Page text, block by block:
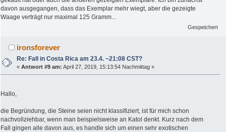
davon ausgegangen, dass das Exemplar mehr wiegt, aber die gezeigte
Waage verträgt nur maximal 125 Gramm...
Gespeichert
ironsforever
Re: Fall in Costa Rica am 23.4. ~21:08 CST?
«Antwort #9 am: April 27, 2019, 15:13:54 Nachmittag »
Hallo,
die Begründung, die Steine seien nicht klassifiziert, ist für mich schon
nachvollziehbar, wenn man beispielsweise an Katol denkt. Kurz nach dem
Fall gingen alle davon aus, es handle sich um einen sehr exotischen